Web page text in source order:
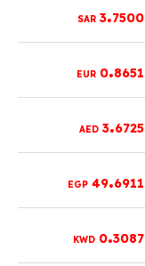
3.7500
SAR
0.8651
EUR
3.6725
AED
49.6911
EGP
0.3087
KWD